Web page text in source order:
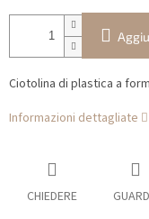
Ciotolina di plastica a
Informazioni dettagliate
CHIEDERE